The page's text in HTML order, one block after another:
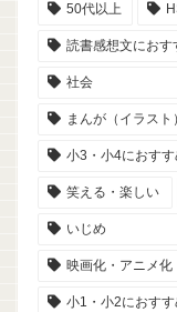
50代以上
読書感想文におす
社会
まんが（イラスト
小3・小4におすす
笑える・楽しい
いじめ
映画化・アニメ化
小1・小2におすす